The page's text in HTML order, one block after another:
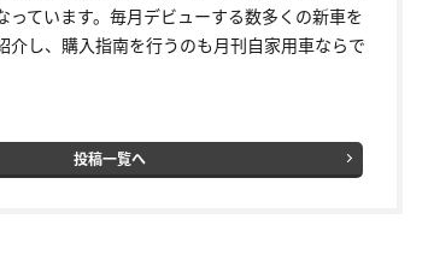
っています。毎月デビューする数多くの新車を
介し、購入指南を行うのも月刊自家用車ならで
投稿一覧へ